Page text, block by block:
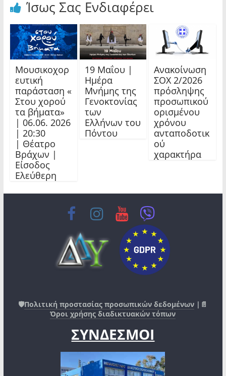
Ίσως Σας Ενδιαφέρει
Μουσικοχορ
ευτική
παράσταση «
Στου χορού
τα βήματα»
| 06.06. 2026
| 20:30
| Θέατρο
Βράχων |
Είσοδος
Ελεύθερη
19 Μαΐου |
Ημέρα
Μνήμης της
Γενοκτονίας
των
Ελλήνων του
Πόντου
Ανακοίνωση
ΣΟΧ 2/2026
πρόσληψης
προσωπικού
ορισμένου
χρόνου
ανταποδοτικ
ού
χαρακτήρα
🛡️Πολιτική προστασίας προσωπικών δεδομένων |📄
Όροι χρήσης διαδικτυακών τόπων
ΣΥΝΔΕΣΜΟΙ